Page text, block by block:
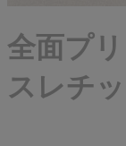
全面プ
スレチ